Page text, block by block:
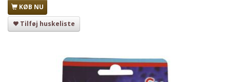
KØB NU
Tilføj huskeliste